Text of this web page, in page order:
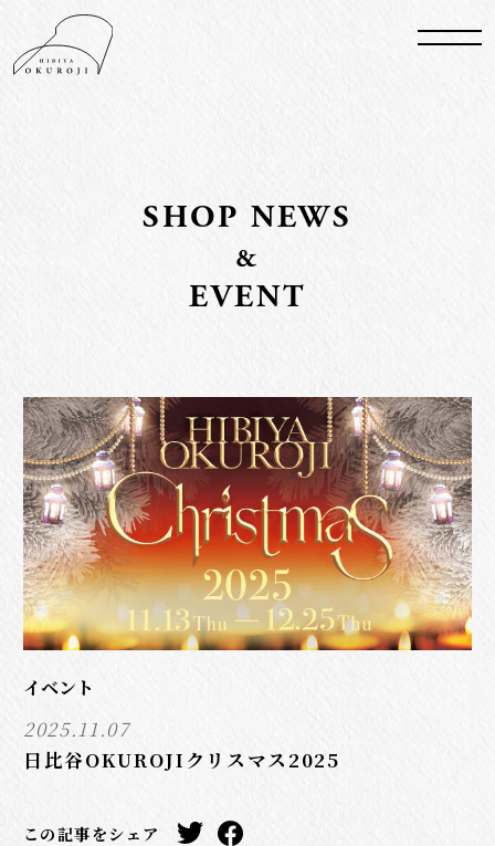
SHOP NEWS
&
EVENT
イベント
2025.11.07
日比谷OKUROJIクリスマス2025
この記事をシェア